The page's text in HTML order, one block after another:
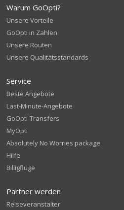
Warum GoOpti?
Unsere Vorteile
GoOpti in Zahlen
Unsere Routen
Unsere Qualitätsstandards
Service
Beste Angebote
Last-Minute-Angebote
GoOpti-Transfers
MyOpti
Absolutely No Worries package
Hilfe
Billigflüge
Partner werden
Reiseveranstalter